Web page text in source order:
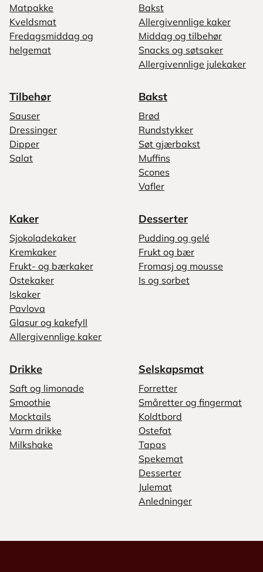
Matpakke
Kveldsmat
Fredagsmiddag og
helgemat
Bakst
Allergivennlige kaker
Middag og tilbehør
Snacks og søtsaker
Allergivennlige julekaker
Tilbehør
Sauser
Dressinger
Dipper
Salat
Bakst
Brød
Rundstykker
Søt gjærbakst
Muffins
Scones
Vafler
Kaker
Sjokoladekaker
Kremkaker
Frukt- og bærkaker
Ostekaker
Iskaker
Pavlova
Glasur og kakefyll
Allergivennlige kaker
Desserter
Pudding og gelé
Frukt og bær
Fromasj og mousse
Is og sorbet
Drikke
Saft og limonade
Smoothie
Mocktails
Varm drikke
Milkshake
Selskapsmat
Forretter
Småretter og fingermat
Koldtbord
Ostefat
Tapas
Spekemat
Desserter
Julemat
Anledninger